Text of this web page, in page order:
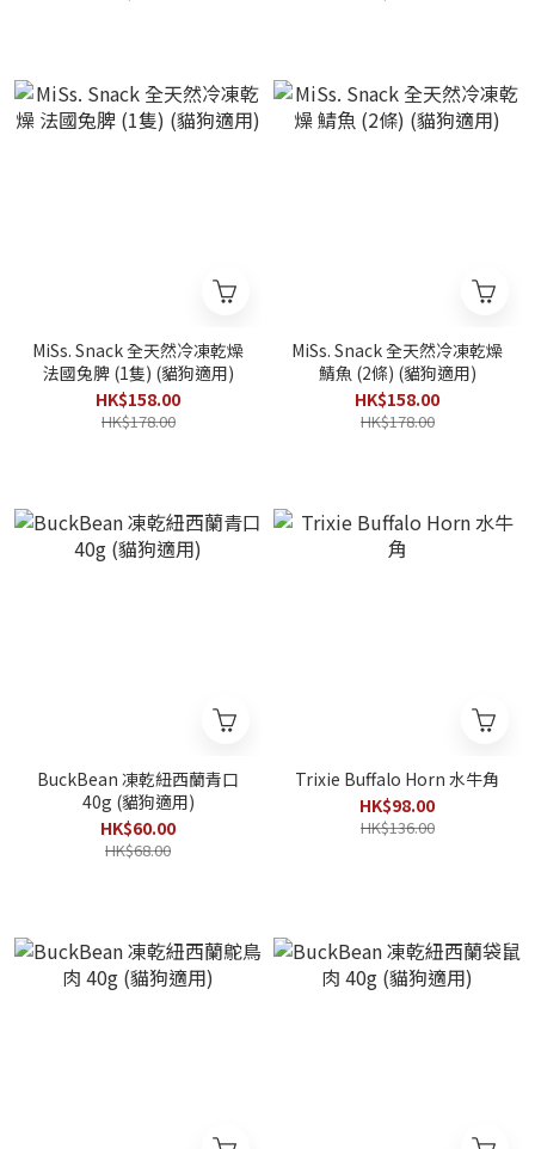
MiSs. Snack 全天然冷凍乾燥
法國兔脾 (1隻) (貓狗適用)
HK$158.00
HK$178.00
MiSs. Snack 全天然冷凍乾燥
鯖魚 (2條) (貓狗適用)
HK$158.00
HK$178.00
BuckBean 凍乾紐西蘭青口
40g (貓狗適用)
HK$60.00
HK$68.00
Trixie Buffalo Horn 水牛角
HK$98.00
HK$136.00